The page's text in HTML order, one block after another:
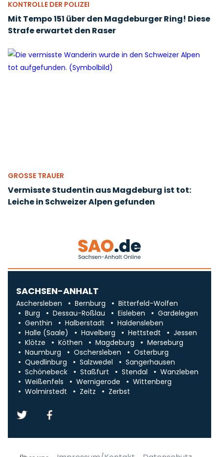
KONTROLLE DER POLIZEI
Mit Tempo 151 über den Magdeburger Ring! Diese
Strafe erwartet den Raser
GROSSE TRAUER
Vermisste Studentin aus Magdeburg ist tot:
Leiche in Schweizer Alpen gefunden
SACHSEN-ANHALT
Aschersleben Bernburg
Bitterfeld-Wolfen
Burg
Dessau-Roßlau Eisleben
Gardelegen
Genthin
Halberstadt
Haldensleben
Halle (Saale)
Havelberg Hettstedt
Jessen
Klötze
Köthen Magdeburg
Merseburg
Naumburg
Oschersleben
Osterburg
Quedlinburg
Salzwedel
Sangerhausen
Schönebeck
Staßfurt Stendal
Wanzleben
Weißenfels
Wernigerode
Wittenberg
Wolmirstedt
Zeitz Zerbst